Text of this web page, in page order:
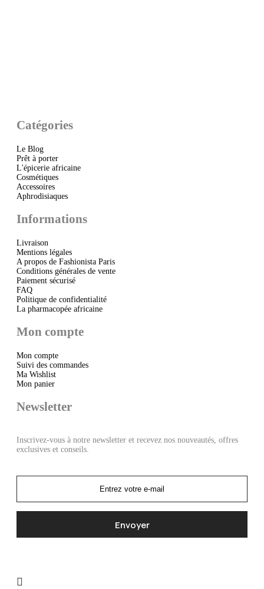
Catégories
Le Blog
Prêt à porter
L'épicerie africaine
Cosmétiques
Accessoires
Aphrodisiaques
Informations
Livraison
Mentions légales
A propos de Fashionista Paris
Conditions générales de vente
Paiement sécurisé
FAQ
Politique de confidentialité
La pharmacopée africaine
Mon compte
Mon compte
Suivi des commandes
Ma Wishlist
Mon panier
Newsletter
Inscrivez-vous à notre newsletter et recevez nos nouveautés, offres
exclusives et conseils.